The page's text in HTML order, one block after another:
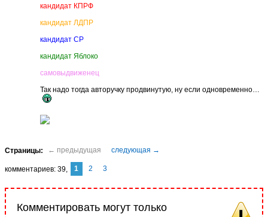
кандидат КПРФ
кандидат ЛДПР
кандидат СР
кандидат Яблоко
самовыдвиженец
Так надо тогда авторучку продвинутую, ну если одновременно…
комментариев 39 1 2 3
Комментировать могут только